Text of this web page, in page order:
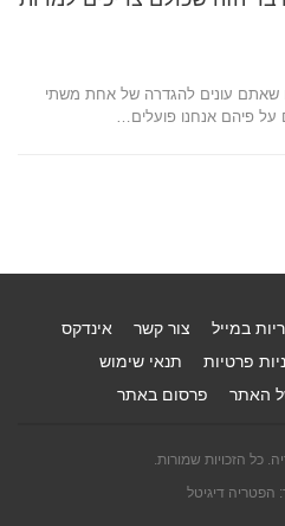
שאתם עונים להגדרה של אחת משתי
פיהם אנחנו פועלים…
במייל צור קשר
אינדקס
פרטיות
תנאי שימוש
האתר
פרסום באתר
הפטריה דיגיטל